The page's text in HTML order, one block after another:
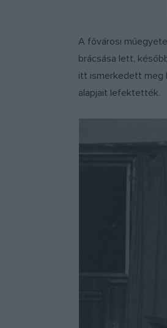
A fővárosi
brácsása lett,
itt ismerkedett meg
alapjait lefektették.